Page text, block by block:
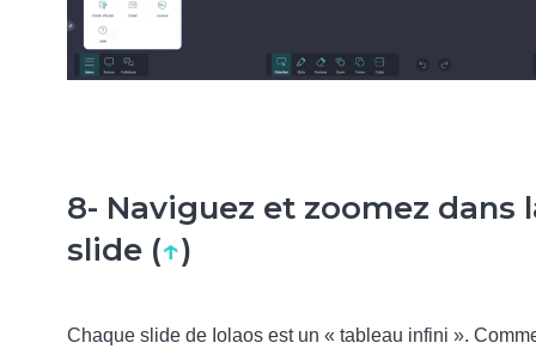
8- Naviguez et zoomez dans
slide (↑)
Chaque slide de Iolaos est un « tableau infini ».